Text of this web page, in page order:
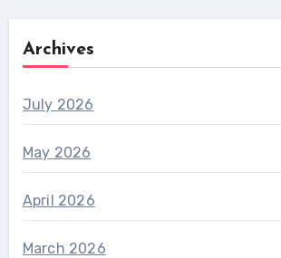
Archives
July 2026
May 2026
April 2026
March 2026